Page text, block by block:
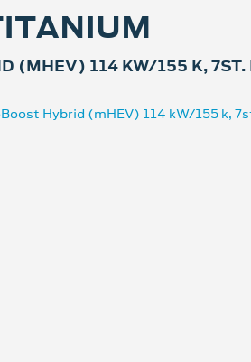
(MHEV) 114 KW/155 K, 7ST.